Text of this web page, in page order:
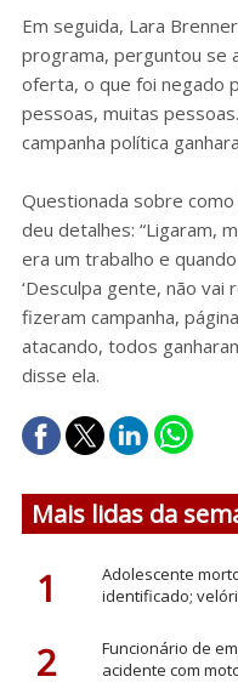
Em seguida, Lara
programa, perguntou se
oferta, o que foi negado
pessoas, muitas
campanha política
Questionada sobre
deu detalhes: “Ligaram,
era um trabalho e
‘Desculpa gente, não vai
fizeram campanha,
atacando, todos
disse ela.
Mais lidas da
1
Adolescente
identificado;
2
Funcionário de
acidente com